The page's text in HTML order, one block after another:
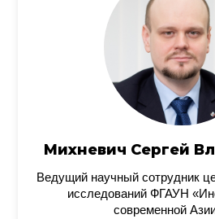
Михневич Сергей
Ведущий научный сотрудник
исследований ФГАУН
современной